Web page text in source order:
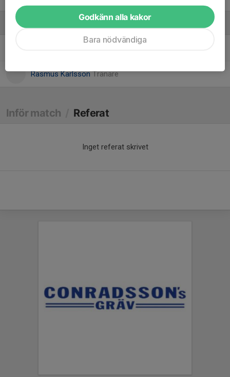
Ledare
Rasmus KarlssonTränare
Inför match Referat
Inget referat skrivet
Godkänn alla kakor
Bara nödvändiga